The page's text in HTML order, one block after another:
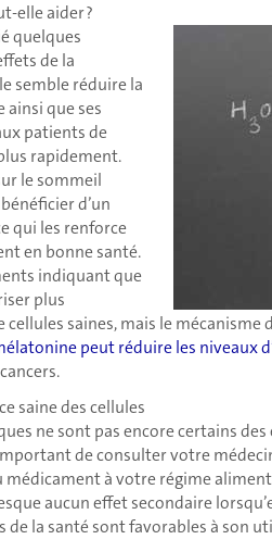
elle aider ?
quelques
de la
semble réduire la
que ses
patients de
rapidement.
le sommeil
d’un
qui les renforce
en bonne santé.
indiquant que
plus
saines, mais le mécanisme
peut réduire les niveaux
saine des cellules
ne sont pas encore certains
de consulter votre
à votre régime
aucun effet secondaire
de la santé sont favorables à son